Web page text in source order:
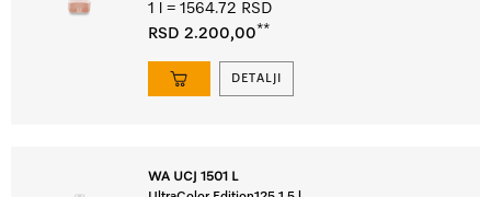
1 l = 1564.72 RSD
RSD 2.200,00**
DETALJI
WA UCJ 1501 L